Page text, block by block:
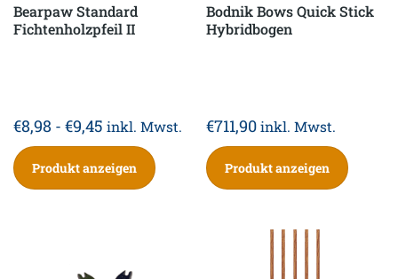
Bearpaw Standard
Fichtenholzpfeil II
€8,98 - €9,45 inkl. Mwst.
Produkt anzeigen
Bodnik Bows Quick Stick
Hybridbogen
€711,90 inkl. Mwst.
Produkt anzeigen